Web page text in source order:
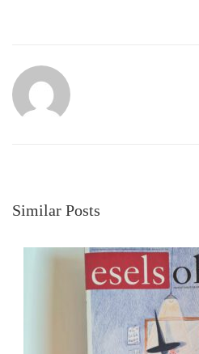
Similar Posts